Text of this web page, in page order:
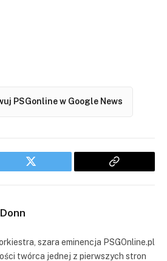
PSGonline w Google News
Twitter
Copy
szara eminencja PSGOnline.pl
twórca jednej z pierwszych stron